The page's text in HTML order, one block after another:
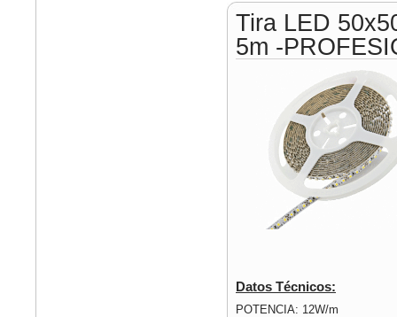
Tira LED
5m -
Datos Técnicos:
POTENCIA: 12W/m